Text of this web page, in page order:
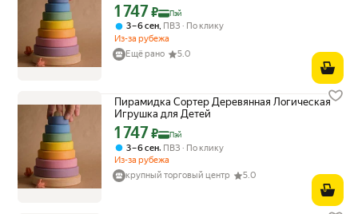
Цена с картой Яндекс Пэй 1747 ₽ вместо
1 747₽ Пэй
3 – 6 сен ПВЗ
По клику
Из-за рубежа
Ещё рано
5.0
Пирамидка Сортер Деревянная Логическая
Игрушка для Детей
Цена с картой Яндекс Пэй 1747 ₽ вместо
1 747₽ Пэй
3 – 6 сен, ПВЗ
По клику
Из-за рубежа
крупный торговый центр
5.0